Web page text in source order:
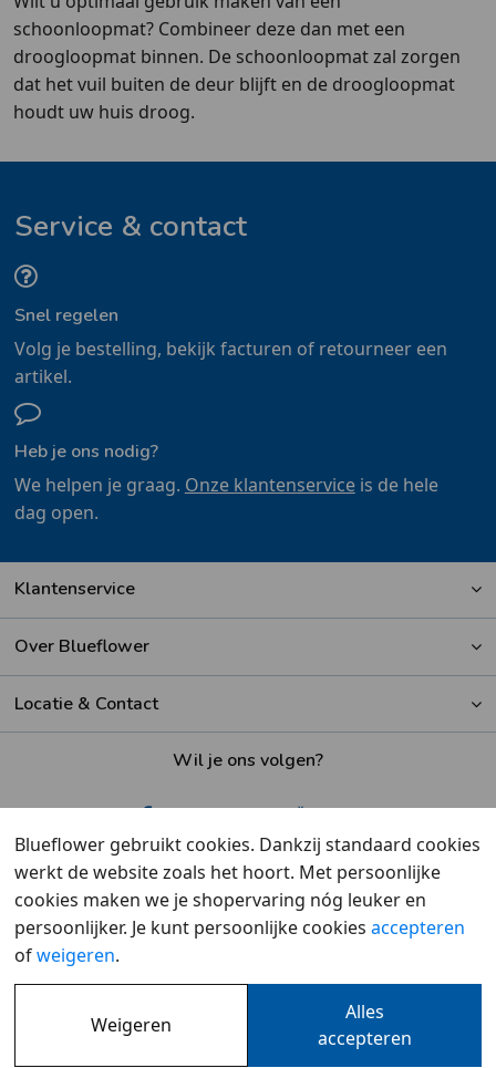
schoonloopmat? Combineer deze dan met een
droogloopmat binnen. De schoonloopmat zal zorgen
dat het vuil buiten de deur blijft en de droogloopmat
houdt uw huis droog.
Service & contact
Snel regelen
Volg je bestelling, bekijk facturen of retourneer een
artikel.
Heb je ons nodig?
We helpen je graag. Onze klantenserviceis de hele
dag open.
Klantenservice
Over Blueflower
Locatie & Contact
Wil je ons volgen?
Beoordeeld met een 9,6 door klanten
Overzicht
Privacy
Blueflower gebruikt cookies. Dankzij standaard cookies
werkt de website zoals het hoort. Met persoonlijke
cookies maken we je shopervaring nóg leuker en
persoonlijker. Je kunt persoonlijke cookies accepteren
ofweigeren.
Weigeren
Alles
accepteren